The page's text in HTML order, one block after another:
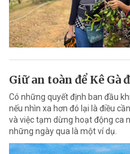
Giữ an toàn để Kê Gà
Có những quyết định ban đầu
nếu nhìn xa hơn đó lại là điều
và việc tạm dừng hoạt động ca
những ngày qua là một ví dụ.